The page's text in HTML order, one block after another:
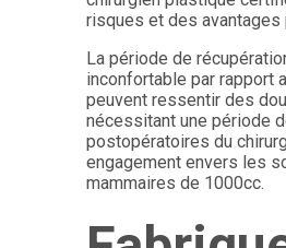
risques et des avantages
La période de
inconfortable par rapport
peuvent ressentir des
nécessitant une période
postopératoires du
engagement envers les
mammaires de 1000cc.